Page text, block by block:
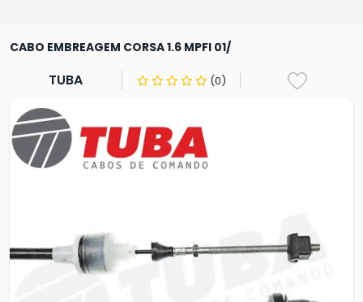
CABO EMBREAGEM CORSA 1.6 MPFI 01/
TUBA (0)